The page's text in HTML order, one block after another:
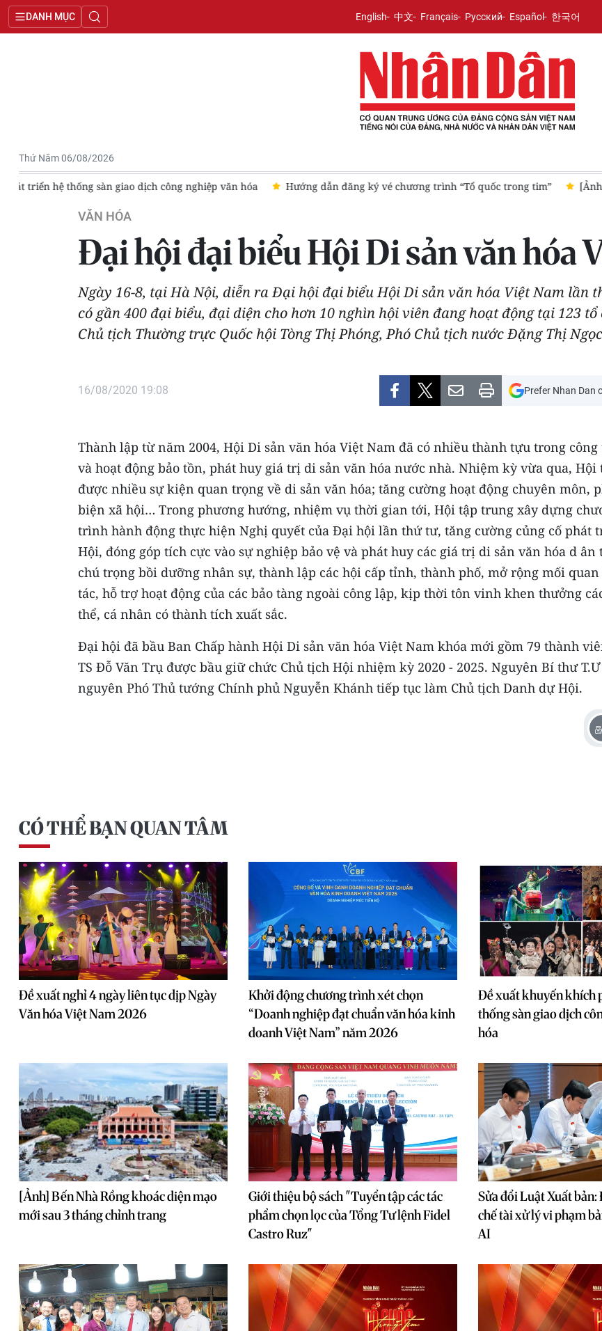
DANH MỤC English 中文 Français Русский Español 한국어
Thứ Năm 06/08/2026
Hướng dẫn đăng ký vé chương trình “Tổ quốc trong tim” [Ảnh] Bến Nhà Rồng khoác diện mạo mới sau 3 tháng
VĂN HÓA
Đại hội đại biểu Hội Di sản văn hóa
Ngày 16-8, tại Hà Nội, diễn ra Ðại hội đại biểu Hội Di sản văn hóa Việt Nam lần
có gần 400 đại biểu, đại diện cho hơn 10 nghìn hội viên đang hoạt động tại 123
Chủ tịch Thường trực Quốc hội Tòng Thị Phóng, Phó Chủ tịch nước Đặng Thị
16/08/2020 19:08 Prefer Nhan Dan
Thành lập từ năm 2004, Hội Di sản văn hóa Việt Nam đã có nhiều thành tựu trong công
và hoạt động bảo tồn, phát huy giá trị di sản văn hóa nước nhà. Nhiệm kỳ vừa qua, Hội
được nhiều sự kiện quan trọng về di sản văn hóa; tăng cường hoạt động chuyên môn,
biện xã hội… Trong phương hướng, nhiệm vụ thời gian tới, Hội tập trung xây dựng
trình hành động thực hiện Nghị quyết của Đại hội lần thứ tư, tăng cường củng cố phát
Hội, đóng góp tích cực vào sự nghiệp bảo vệ và phát huy các giá trị di sản văn hóa d ân
chú trọng bồi dưỡng nhân sự, thành lập các hội cấp tỉnh, thành phố, mở rộng mối quan
tác, hỗ trợ hoạt động của các bảo tàng ngoài công lập, kịp thời tôn vinh khen thưởng
thể, cá nhân có thành tích xuất sắc.
Ðại hội đã bầu Ban Chấp hành Hội Di sản văn hóa Việt Nam khóa mới gồm 79 thành
TS Đỗ Văn Trụ được bầu giữ chức Chủ tịch Hội nhiệm kỳ 2020 - 2025. Nguyên Bí thư
nguyên Phó Thủ tướng Chính phủ Nguyễn Khánh tiếp tục làm Chủ tịch Danh dự Hội.
CÓ THỂ BẠN QUAN TÂM
Đề xuất nghỉ 4 ngày liên tục dịp Ngày
Văn hóa Việt Nam 2026
Khởi động chương trình xét chọn
“Doanh nghiệp đạt chuẩn văn hóa kinh
doanh Việt Nam” năm 2026
Đề xuất khuyến khích
thống sàn giao dịch
hóa
[Ảnh] Bến Nhà Rồng khoác diện mạo
mới sau 3 tháng chỉnh trang
Giới thiệu bộ sách "Tuyển tập các tác
phẩm chọn lọc của Tổng Tư lệnh Fidel
Castro Ruz"
Sửa đổi Luật Xuất
chế tài xử lý vi phạm
AI